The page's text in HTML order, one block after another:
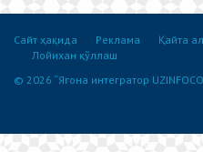
Сайт ҳақида Реклама Қайта
Лойихан қўллаш
© 2026 “Ягона интегратор